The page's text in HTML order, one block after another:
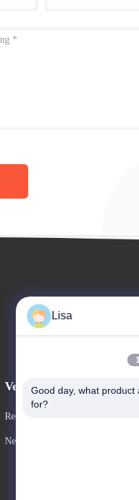
Veranstaltungen
Rechtssachen
Neuigkeiten
Lisa
Good day, what product
for?